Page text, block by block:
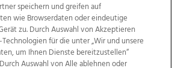
speichern und greifen auf
wie Browserdaten oder eindeutige
zu. Durch Auswahl von Akzeptieren
für die unter „Wir und unsere
um Ihnen Dienste bereitzustellen“
Auswahl von Alle ablehnen oder